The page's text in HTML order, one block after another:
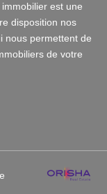
est une
disposition nos
nous permettent de
de votre
agences
au Sud de
un plaisir.
pour votre plus
disposition nos
permettent de